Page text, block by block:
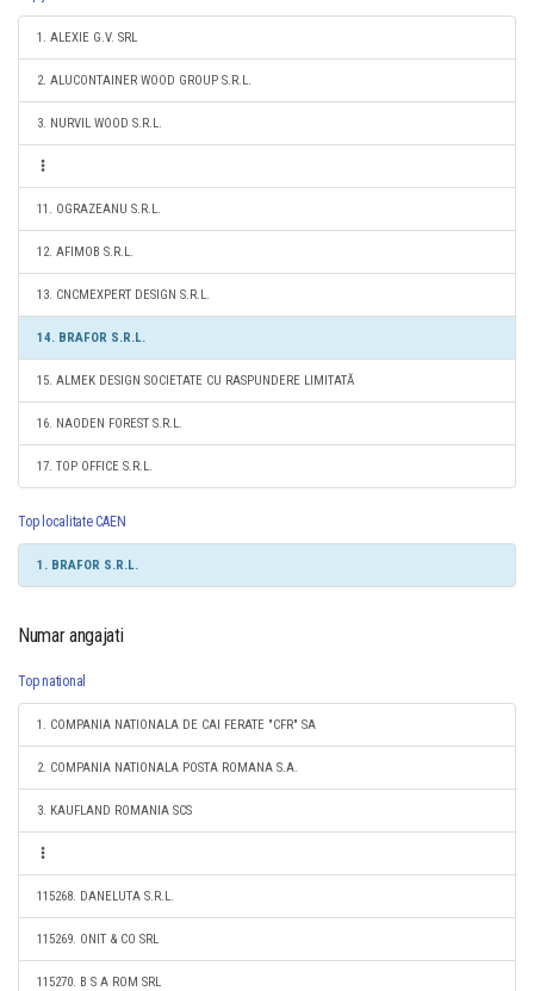
1. ALEXIE G.V. SRL
2. ALUCONTAINER WOOD GROUP S.R.L.
3. NURVIL WOOD S.R.L.
11. OGRAZEANU S.R.L.
12. AFIMOB S.R.L.
13. CNCMEXPERT DESIGN S.R.L.
14. BRAFOR S.R.L.
15. ALMEK DESIGN SOCIETATE CU RASPUNDERE LIMITATĂ
16. NAODEN FOREST S.R.L.
17. TOP OFFICE S.R.L.
Top localitate CAEN
1. BRAFOR S.R.L.
Numar angajati
Top national
1. COMPANIA NATIONALA DE CAI FERATE "CFR" SA
2. COMPANIA NATIONALA POSTA ROMANA S.A.
3. KAUFLAND ROMANIA SCS
115268. DANELUTA S.R.L.
115269. ONIT & CO SRL
115270. B S A ROM SRL